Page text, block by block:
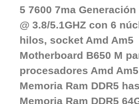
Gamer con Procesador
5 7600 7ma Generación
@ 3.8/5.1GHZ con 6
hilos, socket Amd Am5
Motherboard B650 M
procesadores Amd
Memoria Ram DDR5